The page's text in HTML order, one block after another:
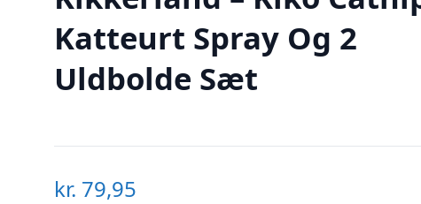
Katteurt Spray Og 2
Uldbolde Sæt
kr. 79,95